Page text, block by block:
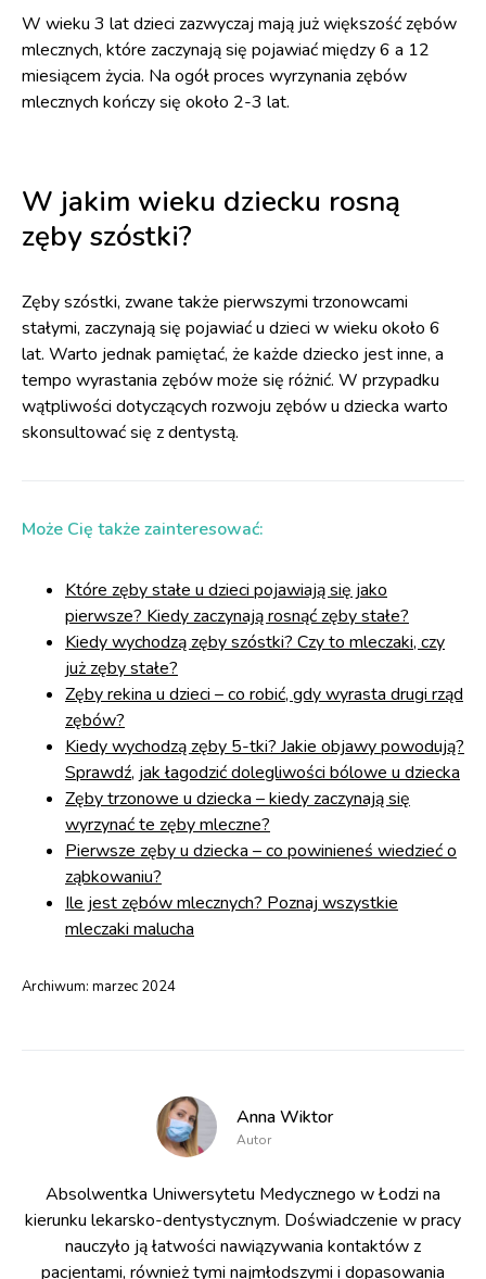
W wieku 3 lat dzieci zazwyczaj mają już większość zębów
mlecznych, które zaczynają się pojawiać między 6 a 12
miesiącem życia. Na ogół proces wyrzynania zębów
mlecznych kończy się około 2-3 lat.
W jakim wieku dziecku rosną
zęby szóstki?
Zęby szóstki, zwane także pierwszymi trzonowcami
stałymi, zaczynają się pojawiać u dzieci w wieku około 6
lat. Warto jednak pamiętać, że każde dziecko jest inne, a
tempo wyrastania zębów może się różnić. W przypadku
wątpliwości dotyczących rozwoju zębów u dziecka warto
skonsultować się z dentystą.
Może Cię także zainteresować:
Które zęby stałe u dzieci pojawiają się jako
pierwsze? Kiedy zaczynają rosnąć zęby stałe?
Kiedy wychodzą zęby szóstki? Czy to mleczaki, czy
już zęby stałe?
Zęby rekina u dzieci – co robić, gdy wyrasta drugi rząd
zębów?
Kiedy wychodzą zęby 5-tki? Jakie objawy powodują?
Sprawdź, jak łagodzić dolegliwości bólowe u dziecka
Zęby trzonowe u dziecka – kiedy zaczynają się
wyrzynać te zęby mleczne?
Pierwsze zęby u dziecka – co powinieneś wiedzieć o
ząbkowaniu?
Ile jest zębów mlecznych? Poznaj wszystkie
mleczaki malucha
Archiwum: marzec 2024
Anna Wiktor
Autor
Absolwentka Uniwersytetu Medycznego w Łodzi na
kierunku lekarsko-dentystycznym. Doświadczenie w pracy
nauczyło ją łatwości nawiązywania kontaktów z
pacjentami, również tymi najmłodszymi i dopasowania